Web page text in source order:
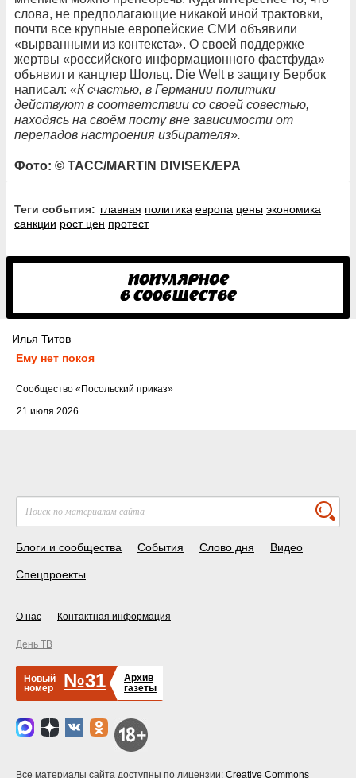
слова, не предполагающие никакой иной трактовки,
почти все крупные европейские СМИ объявили
«вырванными из контекста». О своей поддержке
жертвы «российского информационного фастфуда»
объявил и канцлер Шольц. Die Welt в защиту Бербок
написал: «К счастью, в Германии политики
действуют в соответствии со своей совестью,
находясь на своём посту вне зависимости от
перепадов настроения избирателя».
Фото: © ТАСС/MARTIN DIVISEK/EPA
Теги события: главная политика европа цены экономика
санкции рост цен протест
Илья Титов
Ему нет покоя
21 июля 2026
Cообщество «Посольский приказ»
Блоги и сообщества События Слово дня Видео
Спецпроекты
О нас Контактная информация
День ТВ
Новый
номер
№31
Архив
газеты
Все материалы сайта доступны по лицензии: Creative Commons